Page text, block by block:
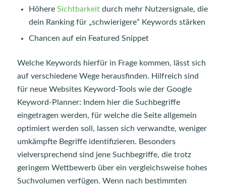
Höhere Sichtbarkeitdurch mehr Nutzersignale, die
dein Ranking für „schwierigere“ Keywords stärken
Chancen auf ein Featured Snippet
Welche Keywords hierfür in Frage kommen, lässt sich
auf verschiedene Wege herausfinden. Hilfreich sind
für neue Websites Keyword-Tools wie der Google
Keyword-Planner: Indem hier die Suchbegriffe
eingetragen werden, für welche die Seite allgemein
optimiert werden soll, lassen sich verwandte, weniger
umkämpfte Begriffe identifizieren. Besonders
vielversprechend sind jene Suchbegriffe, die trotz
geringem Wettbewerb über ein vergleichsweise hohes
Suchvolumen verfügen. Wenn nach bestimmten